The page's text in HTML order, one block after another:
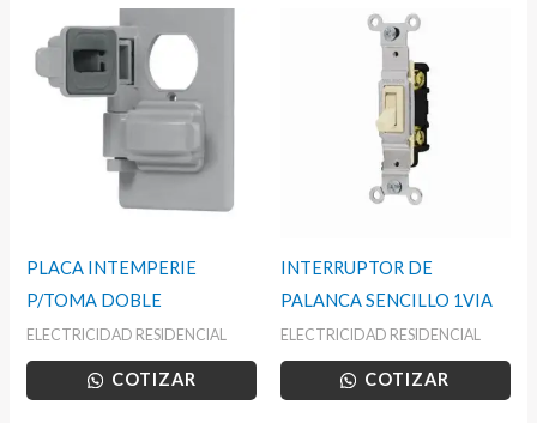
PLACA INTEMPERIE
P/TOMA DOBLE
ELECTRICIDAD RESIDENCIAL
COTIZAR
INTERRUPTOR DE
PALANCA SENCILLO 1VIA
ELECTRICIDAD RESIDENCIAL
COTIZAR